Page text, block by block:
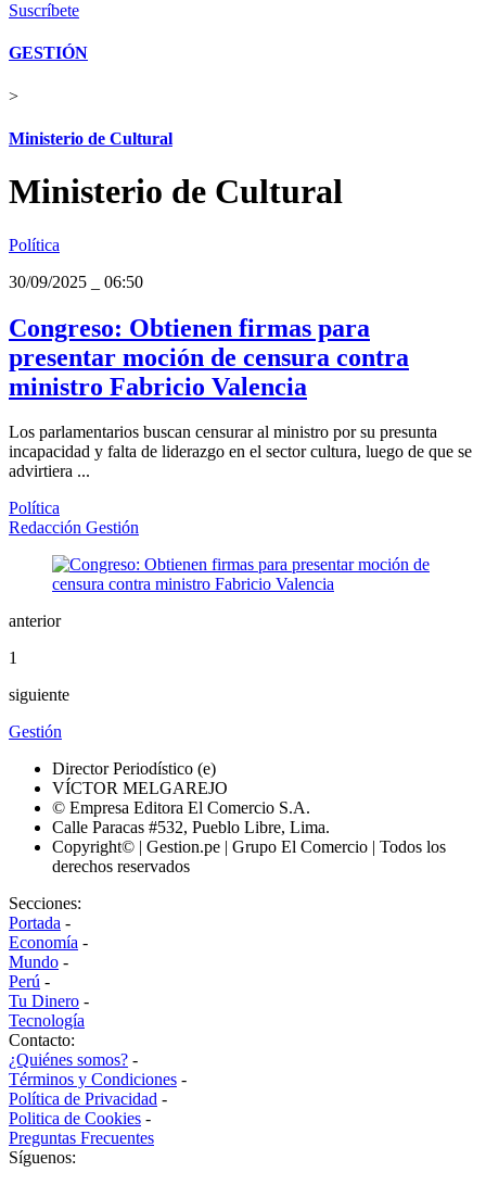
Suscríbete
GESTIÓN
>
Ministerio de Cultural
Ministerio de Cultural
Política
30/09/2025
06:50
Congreso: Obtienen firmas para
presentar moción de censura contra
ministro Fabricio Valencia
Los parlamentarios buscan censurar al ministro por su presunta
incapacidad y falta de liderazgo en el sector cultura, luego de que se
advirtiera ...
Política
Redacción Gestión
anterior
1
siguiente
Gestión
Director Periodístico (e)
VÍCTOR MELGAREJO
© Empresa Editora El Comercio S.A.
Calle Paracas #532, Pueblo Libre, Lima.
Copyright© | Gestion.pe | Grupo El Comercio | Todos los
derechos reservados
Secciones:
Portada -
Economía -
Mundo -
Perú -
Tu Dinero -
Tecnología
Contacto:
¿Quiénes somos? -
Términos y Condiciones -
Política de Privacidad -
Politica de Cookies -
Preguntas Frecuentes
Síguenos: